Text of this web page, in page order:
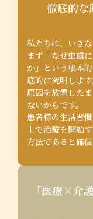
徹底的な
私たちは、いき
まず「なぜ虫歯
か」という根本
底的に究明します
原因を放置した
ないからです。
患者様の生活習
上で治療を開始
方法であると確信
「医療×介